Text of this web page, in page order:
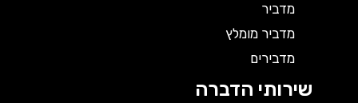
מדביר
מדביר מומלץ
מדבירים
שירותי הדברה